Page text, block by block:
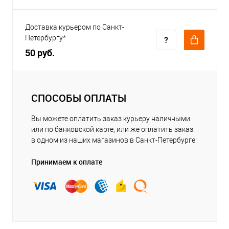
Доставка курьером по Санкт-
Петербургу*
50 руб.
СПОСОБЫ ОПЛАТЫ
Вы можете оплатить заказ курьеру наличными
или по банковской карте, или же оплатить заказ
в одном из наших магазинов в Санкт-Петербурге.
Принимаем к оплате